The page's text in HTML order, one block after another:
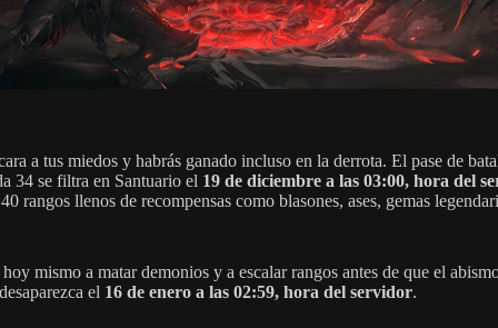
a tus miedos y habrás ganado incluso en la derrota. El pase de
34 se filtra en Santuario el 19 de diciembre a las 03:00, hora del
rangos llenos de recompensas como blasones, ases, gemas
mismo a matar demonios y a escalar rangos antes de que el
el 16 de enero a las 02:59, hora del servidor.